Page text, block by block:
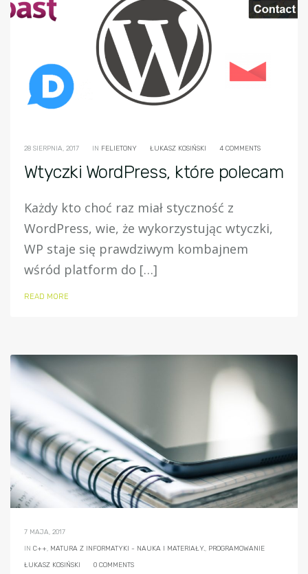
28 SIERPNIA, 2017 IN FELIETONY ŁUKASZ KOSIŃSKI 4 COMMENTS
Wtyczki WordPress, które polecam
Każdy kto choć raz miał styczność z
WordPress, wie, że wykorzystując wtyczki,
WP staje się prawdziwym kombajnem
wśród platform do […]
READ MORE
7 MAJA, 2017
IN C++, MATURA Z INFORMATYKI - NAUKA I MATERIAŁY., PROGRAMOWANIE
ŁUKASZ KOSIŃSKI
0 COMMENTS